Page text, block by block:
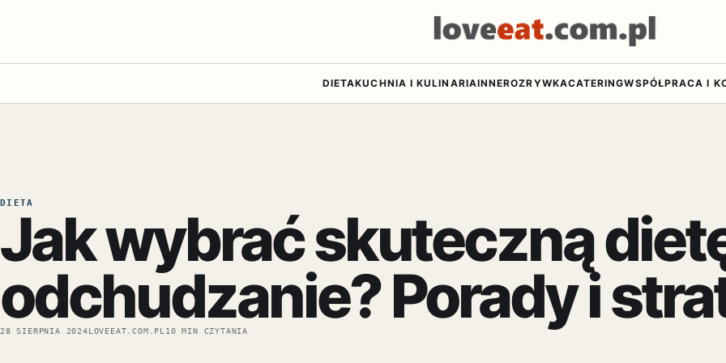
DIETAKUCHNIA I KULINARIAINNEROZRYWKACATERINGWSPÓŁPRACA I
DIETA
Jak wybrać skuteczną
odchudzanie? Porady i
28 SIERPNIA 2024LOVEEAT.COM.PL 10 MIN CZYTANIA